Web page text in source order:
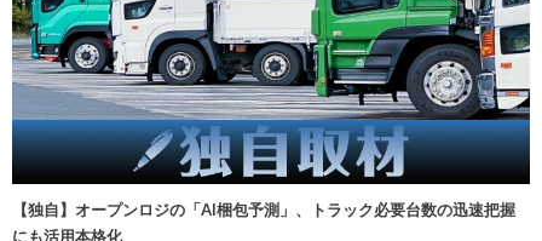
【独自】オープンロジの「AI梱包予測」、トラック必要台数の迅速把握
にも活用本格化